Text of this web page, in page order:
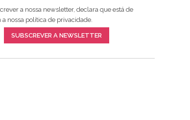
à bolsa, tem um tecido com um
a um preço muito justo. A expedição da
a nossa newsletter, declara que está de
nossa política de privacidade.
SUBSCREVER A NEWSLETTER